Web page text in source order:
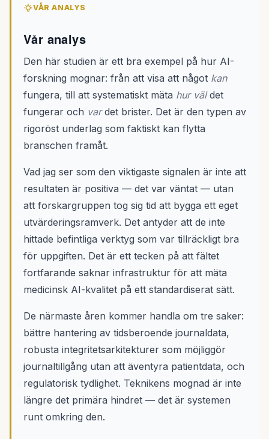
VÅR ANALYS
Vår analys
Den här studien är ett bra exempel på hur AI-
forskning mognar: från att visa att något kan
fungera, till att systematiskt mäta hur väldet
fungerar och vardet brister. Det är den typen av
rigoröst underlag som faktiskt kan flytta
branschen framåt.
Vad jag ser som den viktigaste signalen är inte att
resultaten är positiva — det var väntat — utan
att forskargruppen tog sig tid att bygga ett eget
utvärderingsramverk. Det antyder att de inte
hittade befintliga verktyg som var tillräckligt bra
för uppgiften. Det är ett tecken på att fältet
fortfarande saknar infrastruktur för att mäta
medicinsk AI-kvalitet på ett standardiserat sätt.
De närmaste åren kommer handla om tre saker:
bättre hantering av tidsberoende journaldata,
robusta integritetsarkitekturer som möjliggör
journaltillgång utan att äventyra patientdata, och
regulatorisk tydlighet. Teknikens mognad är inte
längre det primära hindret — det är systemen
runt omkring den.